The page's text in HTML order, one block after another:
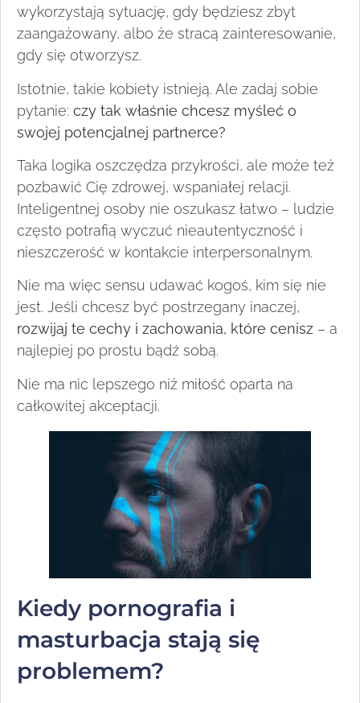
wykorzystają sytuację, gdy będziesz zbyt
zaangażowany, albo że stracą zainteresowanie,
gdy się otworzysz.
Istotnie, takie kobiety istnieją. Ale zadaj sobie
pytanie: czy tak właśnie chcesz myśleć o
swojej potencjalnej partnerce?
Taka logika oszczędza przykrości, ale może też
pozbawić Cię zdrowej, wspaniałej relacji.
Inteligentnej osoby nie oszukasz łatwo – ludzie
często potrafią wyczuć nieautentyczność i
nieszczerość w kontakcie interpersonalnym.
Nie ma więc sensu udawać kogoś, kim się nie
jest. Jeśli chcesz być postrzegany inaczej,
rozwijaj te cechy i zachowania, które cenisz – a
najlepiej po prostu bądź sobą.
Nie ma nic lepszego niż miłość oparta na
całkowitej akceptacji.
Kiedy pornografia i
masturbacja stają się
problemem?